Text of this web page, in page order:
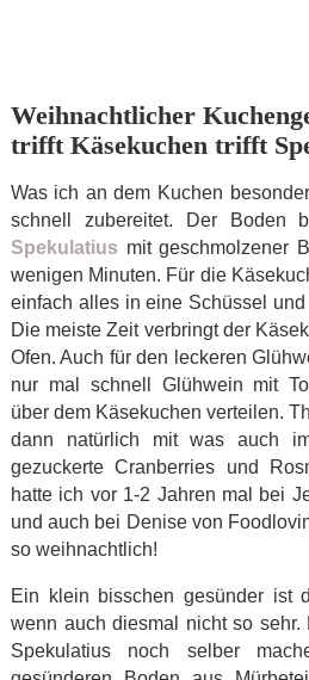
Weihnachtlicher
trifft Käsekuchen trifft
Was ich an dem Kuchen
schnell zubereitet. Der Boden
Spekulatius mit geschmolzener
wenigen Minuten. Für die
einfach alles in eine Schüssel
Die meiste Zeit verbringt der
Ofen. Auch für den leckeren
nur mal schnell Glühwein mit
über dem Käsekuchen verteilen.
dann natürlich mit was auch
gezuckerte Cranberries und
hatte ich vor 1-2 Jahren mal bei
und auch bei Denise von
so weihnachtlich!
Ein klein bisschen gesünder ist
wenn auch diesmal nicht so
Spekulatius noch selber